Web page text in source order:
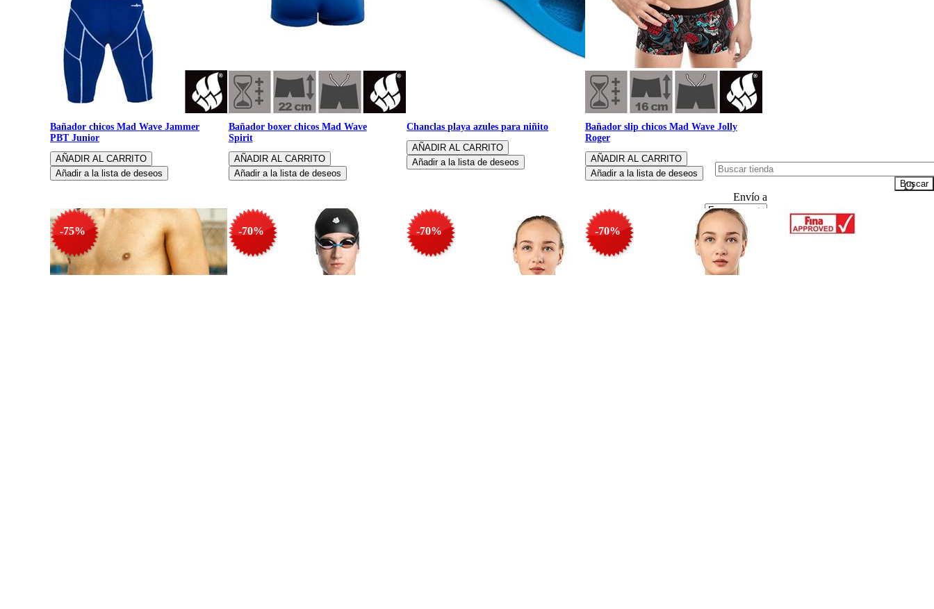
Envío a
Moneda
Idioma
Bañador chicos Mad Wave Jammer
PBT Junior
Bañador boxer chicos Mad Wave
Spirit
Chanclas playa azules para niñito
Bañador slip chicos Mad Wave Jolly
Roger
-75% -70% -70% -70%